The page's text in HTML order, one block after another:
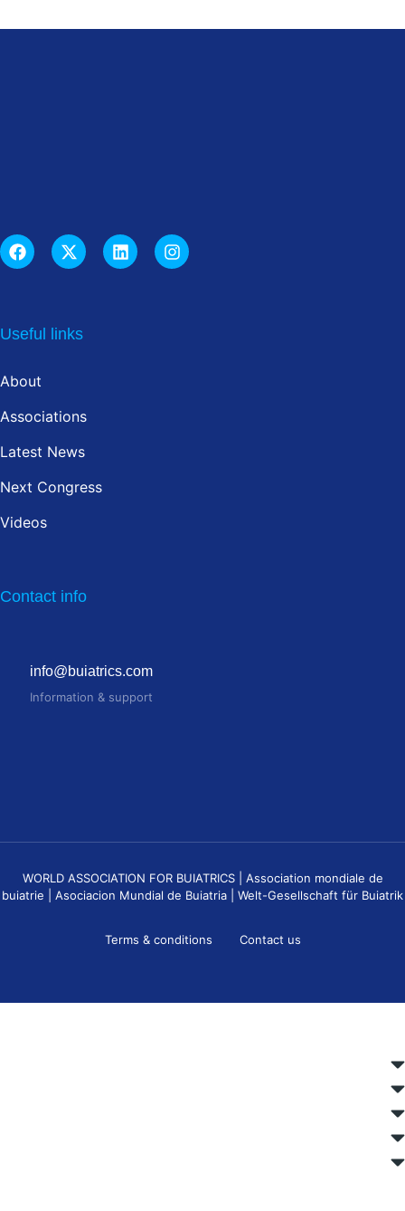
Useful links
About
Associations
Latest News
Next Congress
Videos
Contact info
info@buiatrics.com
Information & support
WORLD ASSOCIATION FOR BUIATRICS | Association mondiale de
buiatrie | Asociacion Mundial de Buiatria | Welt-Gesellschaft für Buiatrik
Terms & conditions Contact us